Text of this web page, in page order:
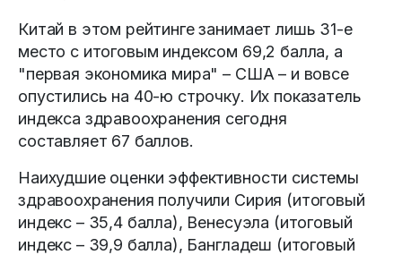
Китай в этом рейтинге занимает лишь 31-е
место с итоговым индексом 69,2 балла, а
"первая экономика мира" – США – и вовсе
опустились на 40-ю строчку. Их показатель
индекса здравоохранения сегодня
составляет 67 баллов.
Наихудшие оценки эффективности системы
здравоохранения получили Сирия (итоговый
индекс – 35,4 балла), Венесуэла (итоговый
индекс – 39,9 балла), Бангладеш (итоговый